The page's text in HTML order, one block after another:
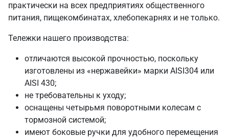
практически на всех предприятиях общественного
питания, пищекомбинатах, хлебопекарнях и не только.
Тележки нашего производства:
отличаются высокой прочностью, поскольку
изготовлены из «нержавейки» марки AISI304 или
AISI 430;
не требовательны к уходу;
оснащены четырьмя поворотными колесам с
тормозной системой;
имеют боковые ручки для удобного перемещения